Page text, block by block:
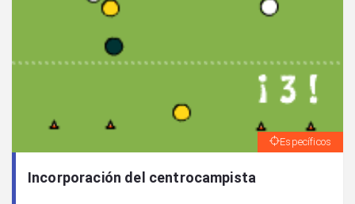
Específicos
Incorporación del centrocampista